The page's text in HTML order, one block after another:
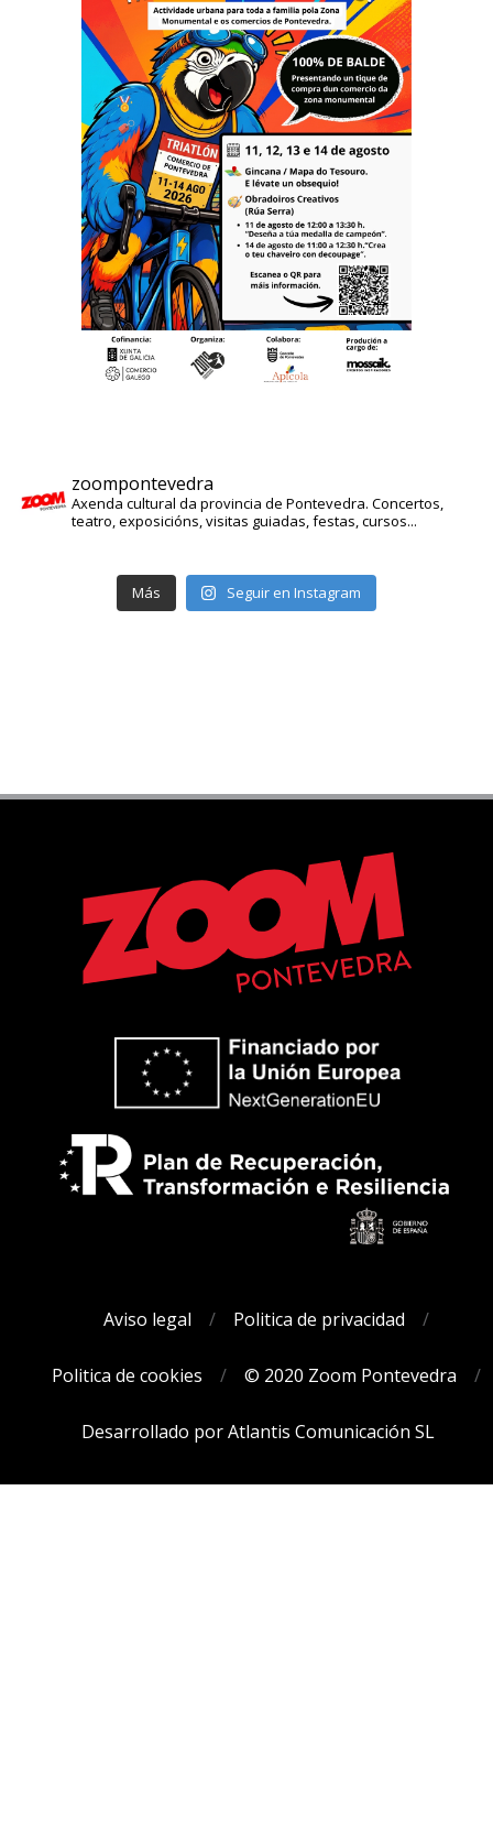
zoompontevedra
Axenda cultural da provincia de Pontevedra. Concertos,
teatro, exposicións, visitas guiadas, festas, cursos...
Más Seguir en Instagram
Aviso legal Politica de privacidad
Politica de cookies © 2020 Zoom Pontevedra
Desarrollado por Atlantis Comunicación SL